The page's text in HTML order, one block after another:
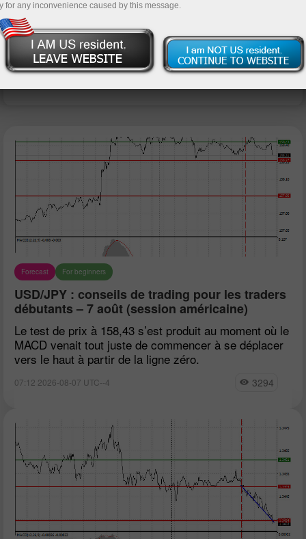
Deposit money
Money withdrawal
Forecast For beginners
USD/JPY : conseils de trading pour les traders
débutants – 7 août (session américaine)
Le test de prix à 158,43 s’est produit au moment où le
MACD venait tout juste de commencer à se déplacer
vers le haut à partir de la ligne zéro.
07:12 2026-08-07 UTC--4 3294
for any inconvenience caused by this message.